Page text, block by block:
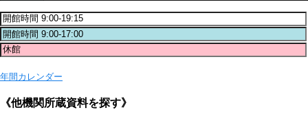
年間カレンダー
《他機関所蔵資料を探す》